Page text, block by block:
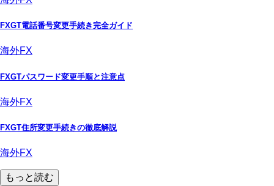
FXGT電話番号変更手続き完全ガイド
海外FX
FXGTパスワード変更手順と注意点
海外FX
FXGT住所変更手続きの徹底解説
海外FX
もっと読む